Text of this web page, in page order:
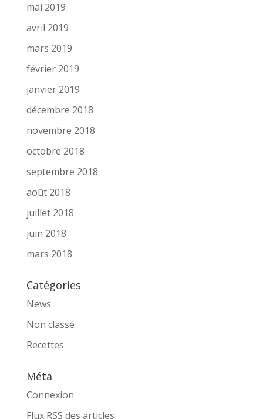
mai 2019
avril 2019
mars 2019
février 2019
janvier 2019
décembre 2018
novembre 2018
octobre 2018
septembre 2018
août 2018
juillet 2018
juin 2018
mars 2018
Catégories
News
Non classé
Recettes
Méta
Connexion
Flux RSS des articles